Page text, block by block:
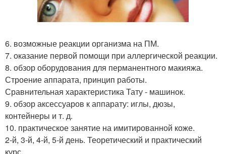
6. возможные реакции организма на ПМ.
7. оказание первой помощи при аллергической реакции.
8. обзор оборудования для перманентного макияжа.
Строение аппарата, принцип работы.
Сравнительная характеристика Тату - машинок.
9. обзор аксессуаров к аппарату: иглы, дюзы,
контейнеры и т. д.
10. практическое занятие на имитированной коже.
2-й, 3-й, 4-й, 5-й день. Теоретический и практический